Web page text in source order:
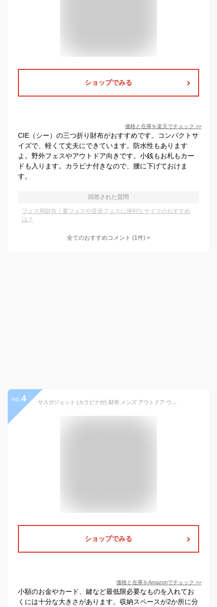
ショップでみる
価格と在庫を楽天でチェック >>
CIE（シー）の三つ折り財布がおすすめです。コンパクトサ
イズで、軽くて丈夫にできています。防水性もあります
よ。野外フェスやアウトドア向きです。小銭もお札もカー
ドも入ります。カラビナ付きなので、腰に下げておけま
す。
回答された質問
フェス用財布｜夏フェスや音楽フェスに便利なサイフのおすすめ
は？
全てのおすすめコメント (1件) >
no. 4 サスガジェット (カラビナ付) 財布 メンズ アウトドア ウォレット コンパクト コインケース キーケース トラベル ナイロン 登山 フェス (ブラック)
ショップでみる
価格と在庫をAmazonでチェック >>
小額のお金やカード、鍵など最低限必要なものを入れてお
くには十分な大きさがあります。収納スペースが2か所に分